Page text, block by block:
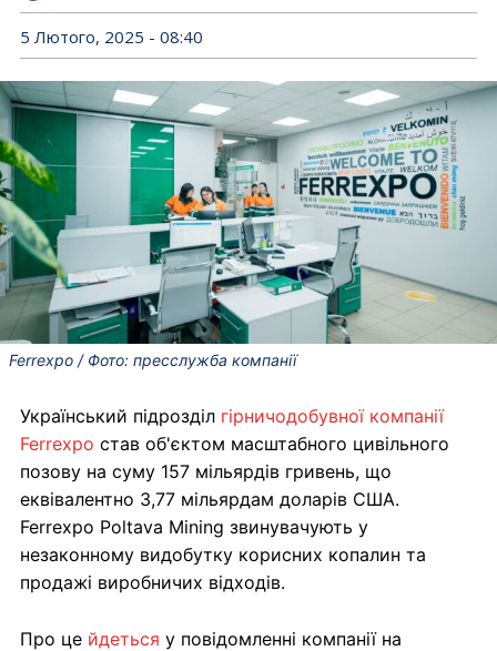
5 Лютого, 2025 - 08:40
Ferrexpo / Фото: пресслужба компанії
Український підрозділ гірничодобувної компанії
Ferrexpo став об'єктом масштабного цивільного
позову на суму 157 мільярдів гривень, що
еквівалентно 3,77 мільярдам доларів США.
Ferrexpo Poltava Mining звинувачують у
незаконному видобутку корисних копалин та
продажі виробничих відходів.
Про це йдеться у повідомленні компанії на